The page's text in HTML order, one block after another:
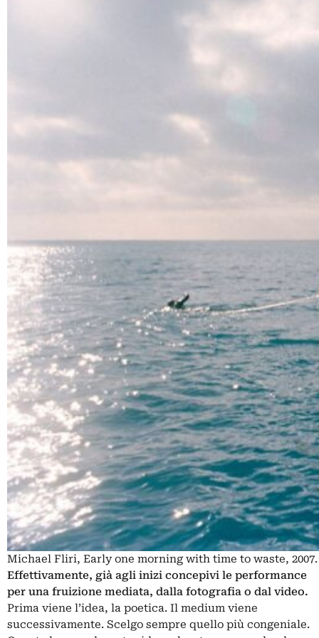
Michael Fliri, Early one morning with time to waste,
Effettivamente, già agli inizi concepivi le performance
per una fruizione mediata, dalla fotografia o dal video.
Prima viene l’idea, la poetica. Il medium viene
successivamente. Scelgo sempre quello più congeniale.